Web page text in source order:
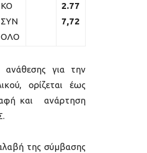
ΚΟ
ΣΥΝ
ΟΛΟ
2.77
7,72
ανάθεσης για την
ορίζεται έως
και ανάρτηση
της σύμβασης